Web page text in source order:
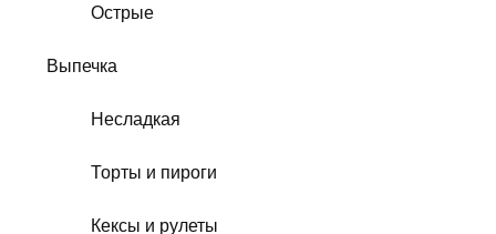
Острые
Выпечка
Несладкая
Торты и пироги
Кексы и рулеты